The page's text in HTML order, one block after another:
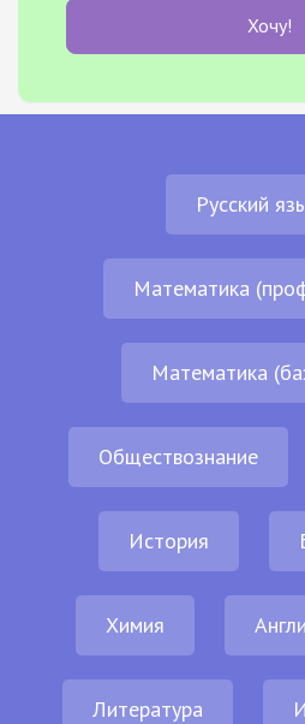
Хочу!
Русский
Математика
Математика
Обществознание
История
Химия
Литература